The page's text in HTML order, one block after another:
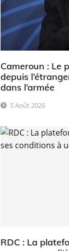
Cameroun : Le
depuis
dans l’armée
5 Août 2026
RDC : La